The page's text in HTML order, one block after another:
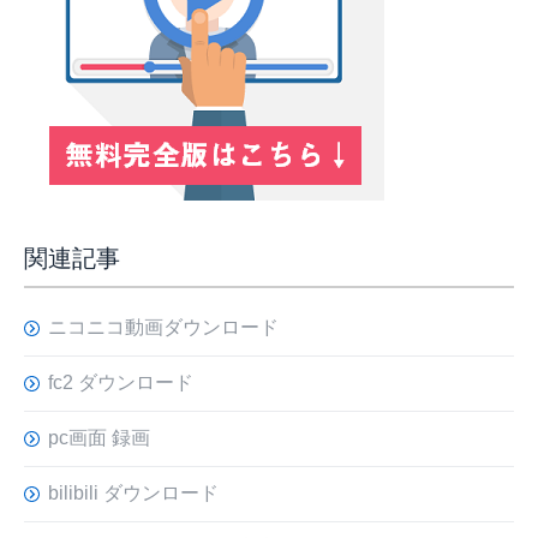
関連記事
ニコニコ動画ダウンロード
fc2 ダウンロード
pc画面 録画
bilibili ダウンロード